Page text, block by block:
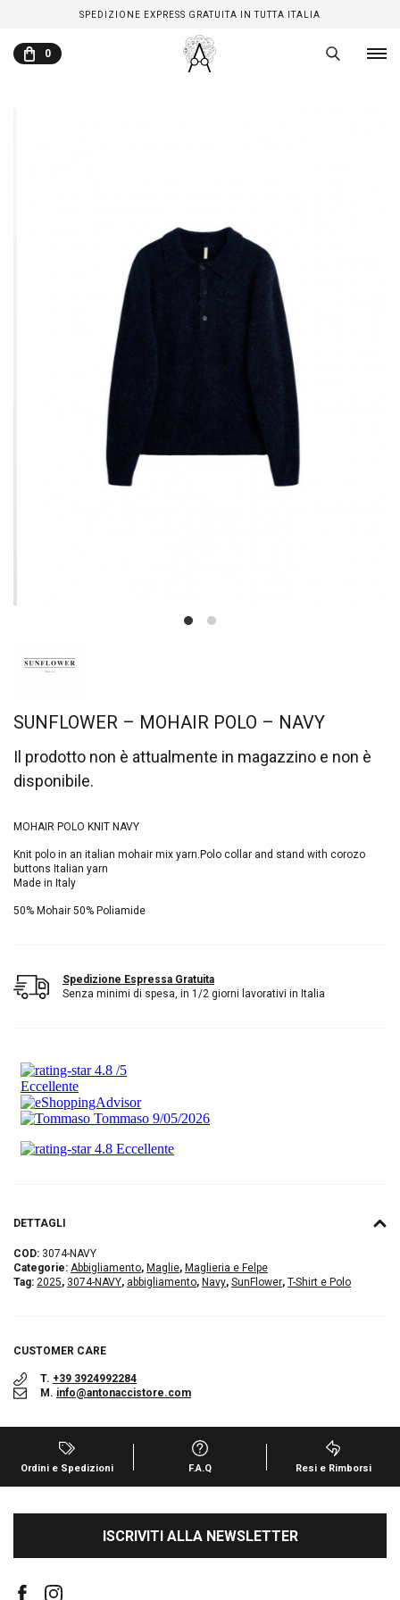
SPEDIZIONE EXPRESS GRATUITA IN TUTTA ITALIA
0
SUNFLOWER – MOHAIR POLO – NAVY
Il prodotto non è attualmente in magazzino e non è
disponibile.
MOHAIR POLO KNIT NAVY
Knit polo in an italian mohair mix yarn.Polo collar and stand with corozo
buttons Italian yarn
Made in Italy
50% Mohair 50% Poliamide
Spedizione Espressa Gratuita
Senza minimi di spesa, in 1/2 giorni lavorativi in Italia
DETTAGLI
COD: 3074-NAVY
Categorie: Abbigliamento, Maglie, Maglieria e Felpe
Tag: 2025, 3074-NAVY, abbigliamento, Navy, SunFlower, T-Shirt e Polo
CUSTOMER CARE
T. +39 3924992284
M. info@antonaccistore.com
Ordini e Spedizioni F.A.Q Resi e Rimborsi
ISCRIVITI ALLA NEWSLETTER